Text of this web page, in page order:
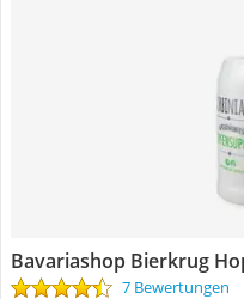
Bavariashop Bierkrug
7 Bewertungen